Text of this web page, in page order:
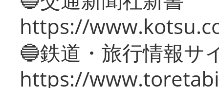
https://
🔵鉄道・旅行情報サ
https://